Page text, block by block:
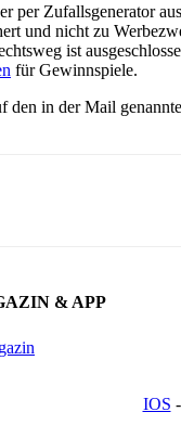
per Zufallsgenerator
und nicht zu
ist
für Gewinnspiele.
den in der Mail
& APP
IOS -